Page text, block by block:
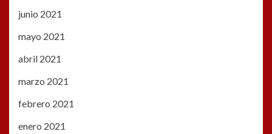
junio 2021
mayo 2021
abril 2021
marzo 2021
febrero 2021
enero 2021